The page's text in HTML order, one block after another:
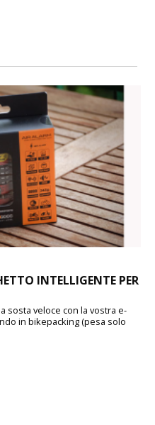
INTELLIGENTE PER
sosta veloce con la vostra e-
in bikepacking (pesa solo